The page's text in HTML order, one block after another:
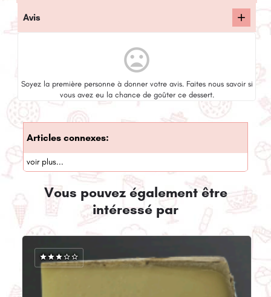
Avis
mood_bad
Soyez la première personne à donner votre avis. Faites nous savoir si
vous avez eu la chance de goûter ce dessert.
Articles connexes:
voir plus...
Vous pouvez également être
intéressé par